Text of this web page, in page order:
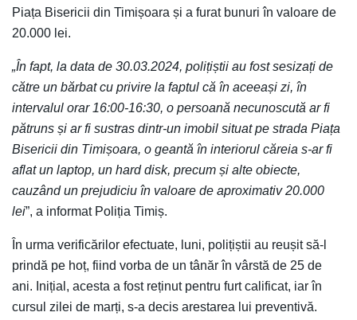
Piața Bisericii din Timișoara și a furat bunuri în valoare de
20.000 lei.
„În fapt, la data de 30.03.2024, polițiștii au fost sesizați de
către un bărbat cu privire la faptul că în aceeași zi, în
intervalul orar 16:00-16:30, o persoană necunoscută ar fi
pătruns și ar fi sustras dintr-un imobil situat pe strada Piața
Bisericii din Timișoara, o geantă în interiorul căreia s-ar fi
aflat un laptop, un hard disk, precum și alte obiecte,
cauzând un prejudiciu în valoare de aproximativ 20.000
lei”, a informat Poliția Timiș.
În urma verificărilor efectuate, luni, polițiștii au reușit să-l
prindă pe hoț, fiind vorba de un tânăr în vârstă de 25 de
ani. Inițial, acesta a fost reținut pentru furt calificat, iar în
cursul zilei de marți, s-a decis arestarea lui preventivă.